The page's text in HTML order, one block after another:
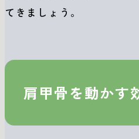
てきましょう。
肩甲骨を動かす